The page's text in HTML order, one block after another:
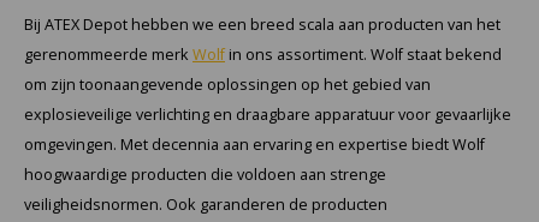
Bij ATEX Depot hebben we een breed scala aan producten van het
gerenommeerde merk Wolfin ons assortiment. Wolf staat bekend
om zijn toonaangevende oplossingen op het gebied van
explosieveilige verlichting en draagbare apparatuur voor gevaarlijke
omgevingen. Met decennia aan ervaring en expertise biedt Wolf
hoogwaardige producten die voldoen aan strenge
veiligheidsnormen. Ook garanderen de producten